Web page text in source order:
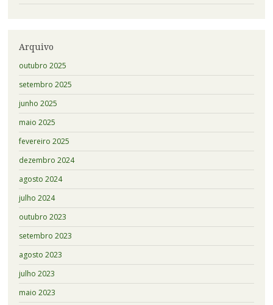
Arquivo
outubro 2025
setembro 2025
junho 2025
maio 2025
fevereiro 2025
dezembro 2024
agosto 2024
julho 2024
outubro 2023
setembro 2023
agosto 2023
julho 2023
maio 2023